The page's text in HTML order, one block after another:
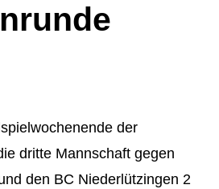
der
dritte Mannschaft gegen
den BC Niederlützingen 2